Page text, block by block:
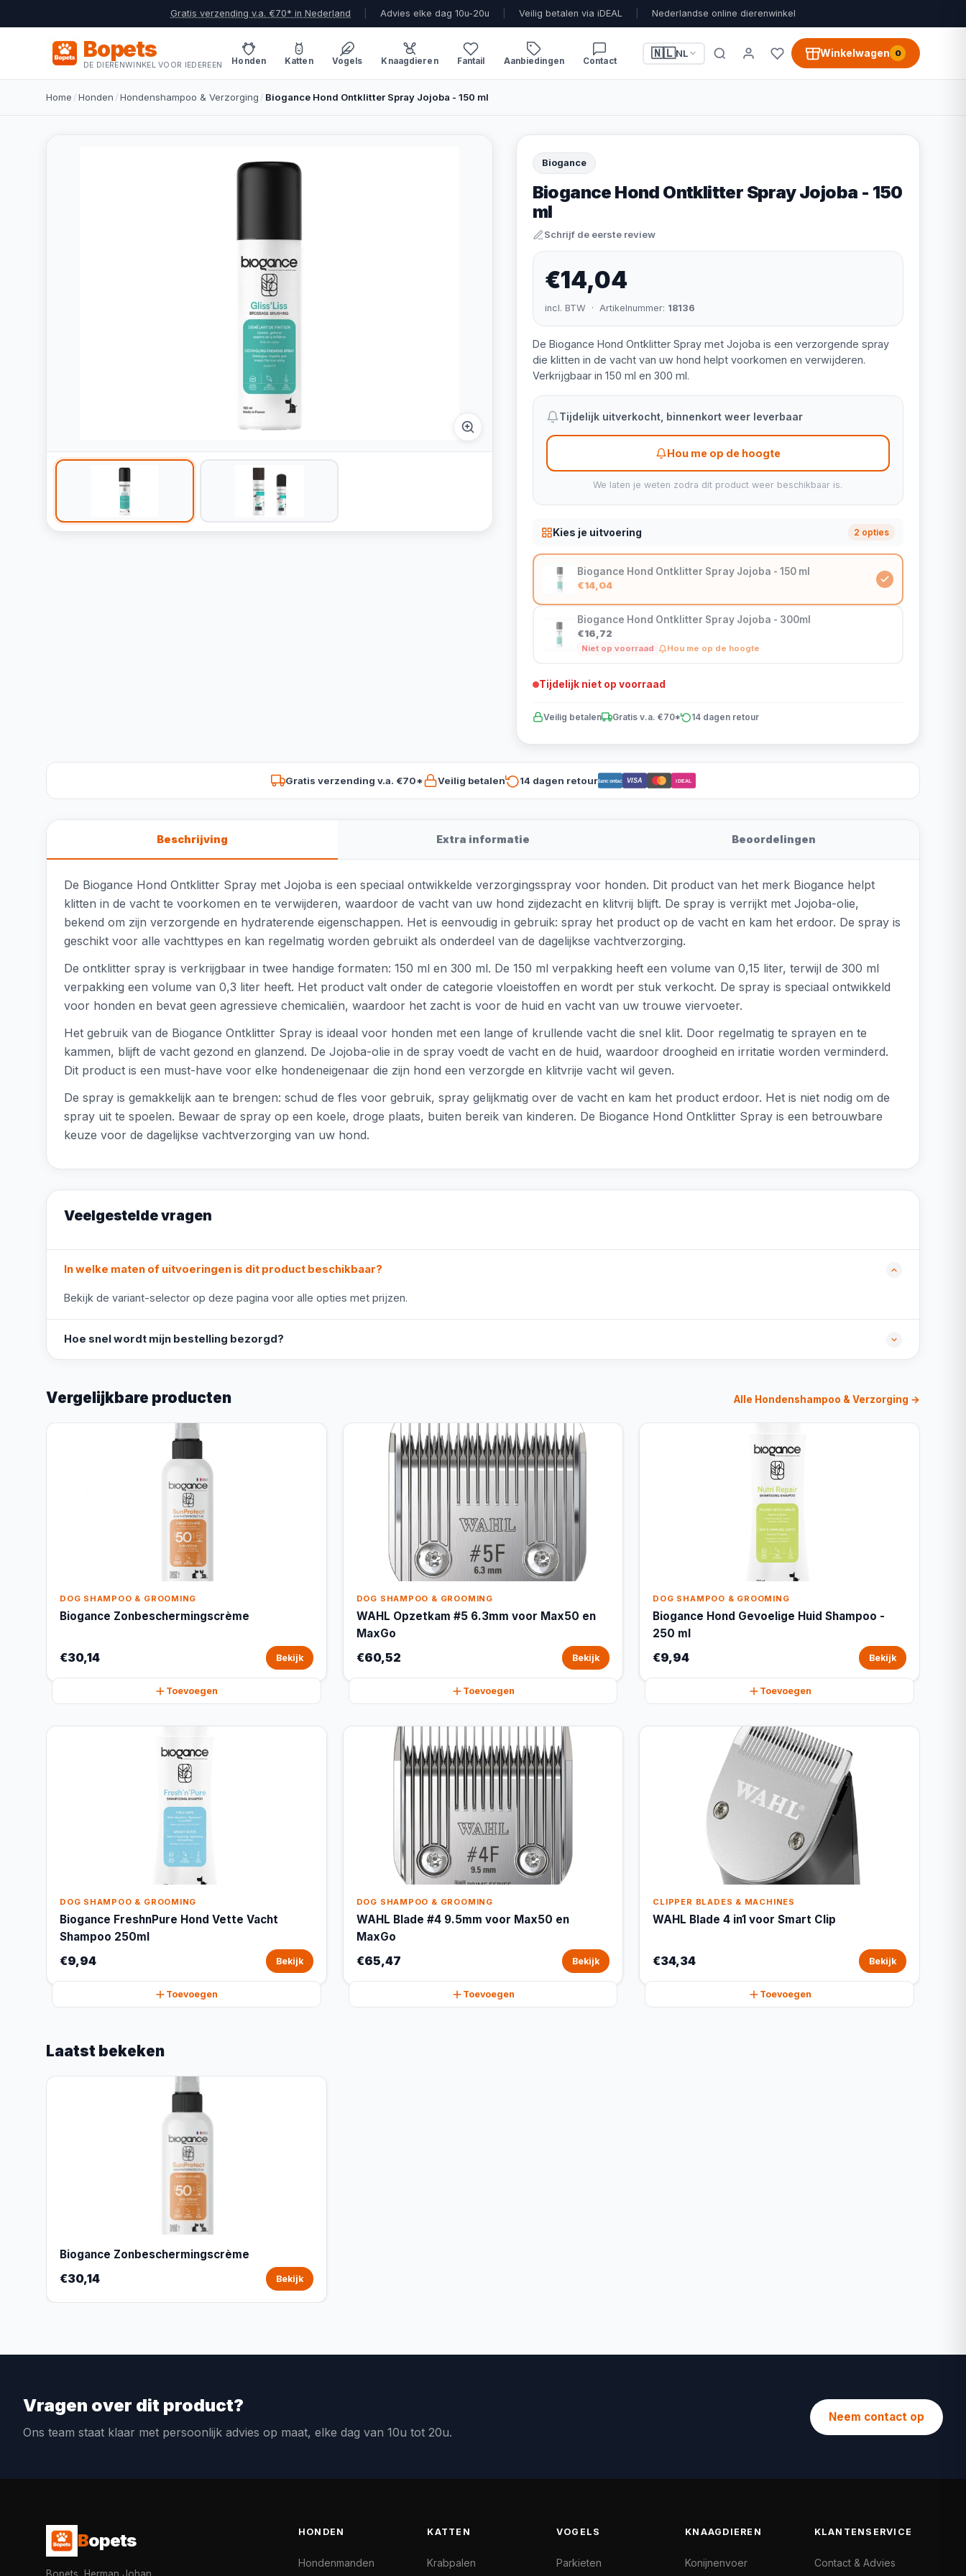
Gratis verzending v.a. €70* in Nederland Advies elke dag 10u-20u Veilig betalen via iDEAL Nederlandse online dierenwinkel
Bopets
DE DIERENWINKEL VOOR IEDEREEN Honden Katten Vogels Knaagdieren Fantail Aanbiedingen Contact
🇳🇱NL Winkelwagen 0
Home /Honden /Hondenshampoo & Verzorging / Biogance Hond Ontklitter Spray Jojoba - 150 ml
Biogance
Biogance Hond Ontklitter Spray Jojoba - 150
ml
Schrijf de eerste review
€14,04
incl. BTW · Artikelnummer: 18136
De Biogance Hond Ontklitter Spray met Jojoba is een verzorgende spray
die klitten in de vacht van uw hond helpt voorkomen en verwijderen.
Verkrijgbaar in 150 ml en 300 ml.
Tijdelijk uitverkocht, binnenkort weer leverbaar
Hou me op de hoogte
We laten je weten zodra dit product weer beschikbaar is.
Kies je uitvoering 2 opties
Biogance Hond Ontklitter Spray Jojoba - 150 ml
€14,04
Biogance Hond Ontklitter Spray Jojoba - 300ml
€16,72
Niet op voorraad Hou me op de hoogte
Tijdelijk niet op voorraad
Veilig betalen Gratis v.a. €70* 14 dagen retour
Gratis verzending v.a. €70* Veilig betalen 14 dagen retourBancontact VISA iDEAL
Beschrijving Extra informatie Beoordelingen
De Biogance Hond Ontklitter Spray met Jojoba is een speciaal ontwikkelde verzorgingsspray voor honden. Dit product van het merk Biogance helpt
klitten in de vacht te voorkomen en te verwijderen, waardoor de vacht van uw hond zijdezacht en klitvrij blijft. De spray is verrijkt met Jojoba-olie,
bekend om zijn verzorgende en hydraterende eigenschappen. Het is eenvoudig in gebruik: spray het product op de vacht en kam het erdoor. De spray is
geschikt voor alle vachttypes en kan regelmatig worden gebruikt als onderdeel van de dagelijkse vachtverzorging.
De ontklitter spray is verkrijgbaar in twee handige formaten: 150 ml en 300 ml. De 150 ml verpakking heeft een volume van 0,15 liter, terwijl de 300 ml
verpakking een volume van 0,3 liter heeft. Het product valt onder de categorie vloeistoffen en wordt per stuk verkocht. De spray is speciaal ontwikkeld
voor honden en bevat geen agressieve chemicaliën, waardoor het zacht is voor de huid en vacht van uw trouwe viervoeter.
Het gebruik van de Biogance Ontklitter Spray is ideaal voor honden met een lange of krullende vacht die snel klit. Door regelmatig te sprayen en te
kammen, blijft de vacht gezond en glanzend. De Jojoba-olie in de spray voedt de vacht en de huid, waardoor droogheid en irritatie worden verminderd.
Dit product is een must-have voor elke hondeneigenaar die zijn hond een verzorgde en klitvrije vacht wil geven.
De spray is gemakkelijk aan te brengen: schud de fles voor gebruik, spray gelijkmatig over de vacht en kam het product erdoor. Het is niet nodig om de
spray uit te spoelen. Bewaar de spray op een koele, droge plaats, buiten bereik van kinderen. De Biogance Hond Ontklitter Spray is een betrouwbare
keuze voor de dagelijkse vachtverzorging van uw hond.
Veelgestelde vragen
In welke maten of uitvoeringen is dit product beschikbaar?
Bekijk de variant-selector op deze pagina voor alle opties met prijzen.
Hoe snel wordt mijn bestelling bezorgd?
Vergelijkbare producten Alle Hondenshampoo & Verzorging →
DOG SHAMPOO & GROOMING
Biogance Zonbeschermingscrème
€30,14 Bekijk
Toevoegen
DOG SHAMPOO & GROOMING
WAHL Opzetkam #5 6.3mm voor Max50 en
MaxGo
€60,52 Bekijk
Toevoegen
DOG SHAMPOO & GROOMING
Biogance Hond Gevoelige Huid Shampoo -
250 ml
€9,94 Bekijk
Toevoegen
DOG SHAMPOO & GROOMING
Biogance FreshnPure Hond Vette Vacht
Shampoo 250ml
€9,94 Bekijk
Toevoegen
DOG SHAMPOO & GROOMING
WAHL Blade #4 9.5mm voor Max50 en
MaxGo
€65,47 Bekijk
Toevoegen
CLIPPER BLADES & MACHINES
WAHL Blade 4 in1 voor Smart Clip
€34,34 Bekijk
Toevoegen
Laatst bekeken
Biogance Zonbeschermingscrème
€30,14 Bekijk
Vragen over dit product?
Ons team staat klaar met persoonlijk advies op maat, elke dag van 10u tot 20u.
Neem contact op
Bopets HONDEN
Hondenmanden
KATTEN
Krabpalen
VOGELS
Parkieten
KNAAGDIEREN
Konijnenvoer
KLANTENSERVICE
Contact & Advies